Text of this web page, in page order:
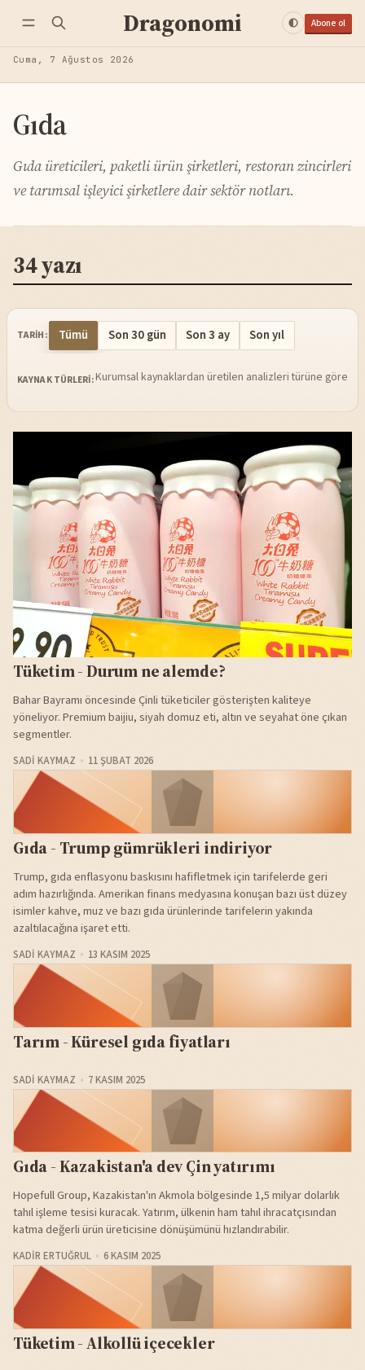
Dragonomi Abone ol
Cuma, 7 Ağustos 2026
Gıda
Gıda üreticileri, paketli ürün şirketleri, restoran zincirleri
ve tarımsal işleyici şirketlere dair sektör notları.
34 yazı
TARIH: Tümü Son 30 gün Son 3 ay Son yıl
KAYNAK TÜRLERI:Kurumsal kaynaklardan üretilen analizleri türüne göre
Tüketim - Durum ne alemde?
Bahar Bayramı öncesinde Çinli tüketiciler gösterişten kaliteye
yöneliyor. Premium baijiu, siyah domuz eti, altın ve seyahat öne çıkan
segmentler.
SADI KAYMAZ 11 ŞUBAT 2026
Gıda - Trump gümrükleri indiriyor
Trump, gıda enflasyonu baskısını hafifletmek için tarifelerde geri
adım hazırlığında. Amerikan finans medyasına konuşan bazı üst düzey
isimler kahve, muz ve bazı gıda ürünlerinde tarifelerin yakında
azaltılacağına işaret etti.
SADI KAYMAZ 13 KASIM 2025
Tarım - Küresel gıda fiyatları
SADI KAYMAZ 7 KASIM 2025
Gıda - Kazakistan'a dev Çin yatırımı
Hopefull Group, Kazakistan'ın Akmola bölgesinde 1,5 milyar dolarlık
tahıl işleme tesisi kuracak. Yatırım, ülkenin ham tahıl ihracatçısından
katma değerli ürün üreticisine dönüşümünü hızlandırabilir.
KADIR ERTUĞRUL 6 KASIM 2025
Tüketim - Alkollü içecekler